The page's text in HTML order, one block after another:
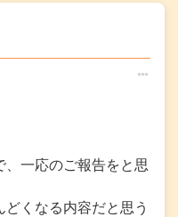
○ ○ ○
、一応のご報告をと思
くなる内容だと思う